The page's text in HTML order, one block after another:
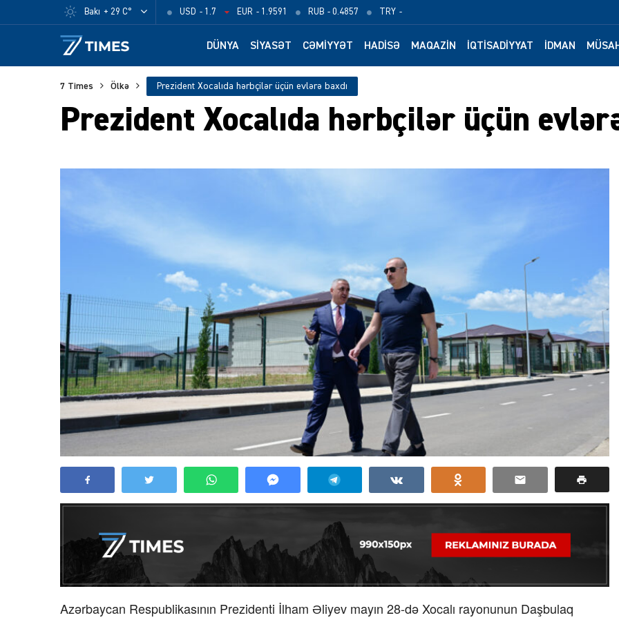
Bakı + 29 C° USD - 1.7 EUR - 1.9591 RUB - 0.4857 TRY -
DÜNYA SIYASƏT CƏMIYYƏT HADISƏ MAQAZIN İQTISADIYYAT İDMAN
7 Times Ölkə Prezident Xocalıda hərbçilər üçün evlərə baxdı
Prezident Xocalıda hərbçilər üçün
Azərbaycan Respublikasının Prezidenti İlham Əliyev mayın 28-də Xocalı rayonunun Daşbulaq